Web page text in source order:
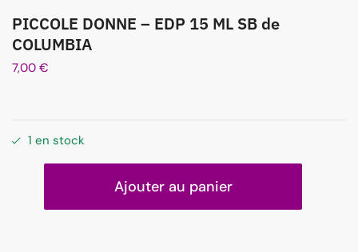
PICCOLE DONNE – EDP 15 ML SB de
COLUMBIA
7,00 €
1 en stock
Ajouter au panier